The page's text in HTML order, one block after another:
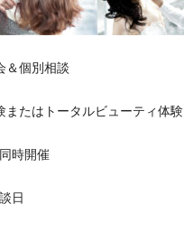
＆個別相談
またはトータルビューティ体験
時開催
日